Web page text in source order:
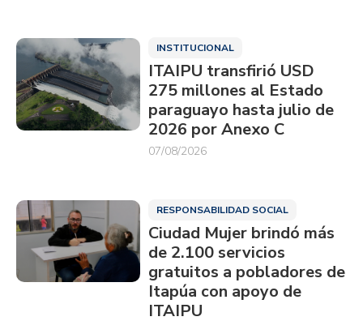
INSTITUCIONAL
ITAIPU transfirió USD
275 millones al Estado
paraguayo hasta julio de
2026 por Anexo C
07/08/2026
RESPONSABILIDAD SOCIAL
Ciudad Mujer brindó más
de 2.100 servicios
gratuitos a pobladores de
Itapúa con apoyo de
ITAIPU